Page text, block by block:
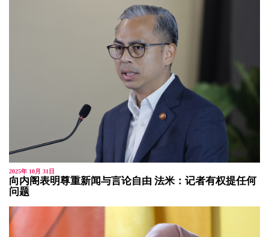
2025年 10月 31日
向内阁表明尊重新闻与言论自由 法米：记者有权提任何
问题